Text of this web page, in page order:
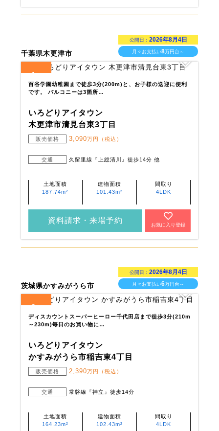
千葉県木更津市
公開日： 2026年8月4日
月々お支払い8万円台～
1
百谷学園幼稚園まで徒歩3分(200m)と、お子様の送迎に便利
です。 バルコニーは3箇所…
いろどりアイタウン
木更津市清見台東3丁目
販売価格 3,090万円（税込）
交通 久留里線『上総清川』徒歩14分 他
土地面積
187.74m²
建物面積
101.43m²
間取り
4LDK
資料請求・来場予約
お気に入り登録
茨城県かすみがうら市
公開日： 2026年8月4日
月々お支払い6万円台～
2
ディスカウントスーパーヒーロー千代田店まで徒歩3分(210m
～230m)毎日のお買い物に…
いろどりアイタウン
かすみがうら市稲吉東4丁目
販売価格 2,390万円（税込）
交通 常磐線『神立』徒歩14分
土地面積
164.23m²
建物面積
102.43m²
間取り
4LDK